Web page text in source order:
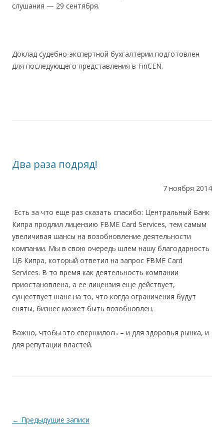
слушания — 29 сентября.
Доклад судебно-экспертной бухгалтерии подготовлен
для последующего представления в FinCEN.
Два раза подряд!
7 ноября 2014
Есть за что еще раз сказать спасибо: Центральный Банк
Кипра продлил лицензию FBME Card Services, тем самым
увеличивая шансы на возобновление деятельности
компании. Мы в свою очередь шлем нашу благодарность
ЦБ Кипра, который ответил на запрос FBME Card
Services. В то время как деятельность компании
приостановлена, а ее лицензия еще действует,
существует шанс на то, что когда ограничения будут
сняты, бизнес может быть возобновлен.
Важно, чтобы это свершилось – и для здоровья рынка, и
для репутации властей.
Навигация по записям
← Предыдущие записи